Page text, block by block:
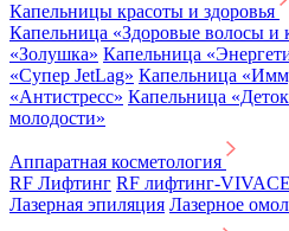
Капельницы красоты и здоровья
Капельница «Здоровые волосы и
«Золушка» Капельница
«Супер JetLag» Капельница
«Антистресс» Капельница
молодости»
Аппаратная косметология
RF Лифтинг RF лифтинг-VIVACE
Лазерная эпиляция Лазерное